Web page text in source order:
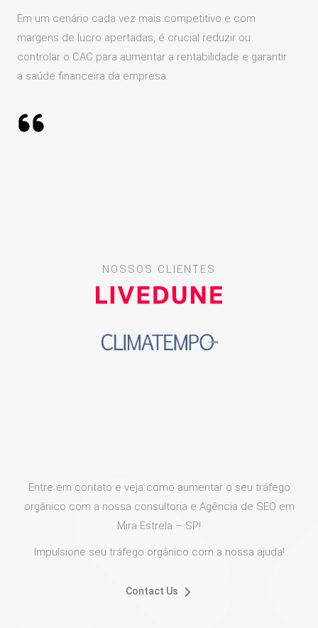
Em um cenário cada vez mais competitivo e com
margens de lucro apertadas, é crucial reduzir ou
controlar o CAC para aumentar a rentabilidade e garantir
a saúde financeira da empresa.
NOSSOS CLIENTES
Entre em contato e veja como aumentar o seu tráfego
orgânico com a nossa consultoria e Agência de SEO em
Mira Estrela – SP!
Impulsione seu tráfego orgânico com a nossa ajuda!
Contact Us